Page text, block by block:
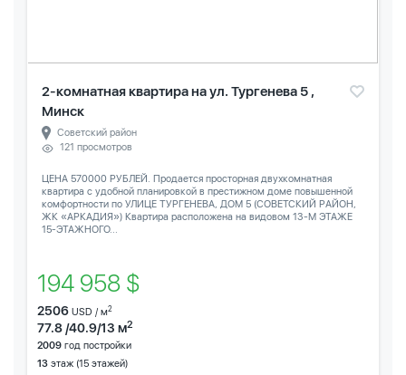
2-комнатная квартира на ул. Тургенева 5 ,
Минск
Советский район
121 просмотров
ЦЕНА 570000 РУБЛЕЙ. Продается просторная двухкомнатная
квартира с удобной планировкой в престижном доме повышенной
комфортности по УЛИЦЕ ТУРГЕНЕВА, ДОМ 5 (СОВЕТСКИЙ РАЙОН,
ЖК «АРКАДИЯ») Квартира расположена на видовом 13-М ЭТАЖЕ
15-ЭТАЖНОГО...
194 958 $
2506 USD / м2
77.8 /40.9/13 м2
2009 год постройки
13 этаж (15 этажей)